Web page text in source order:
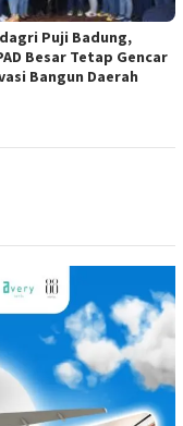
Puji Badung,
Besar Tetap Gencar
Bangun Daerah